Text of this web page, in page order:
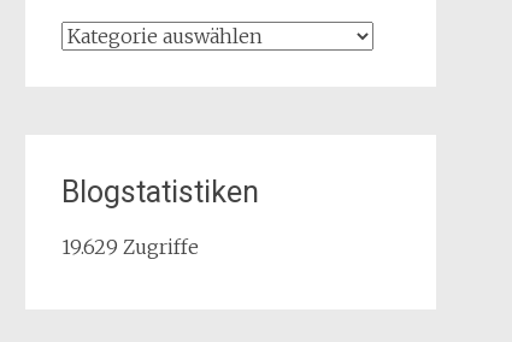
Kategorien
Blogstatistiken
19.629 Zugriffe